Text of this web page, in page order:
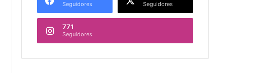
Seguidores Seguidores
771
Seguidores